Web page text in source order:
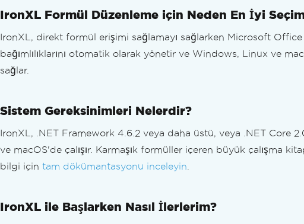
IronXL Formül Düzenleme için Neden En İyi
IronXL, direkt formül erişimi sağlamayı sağlarken Microsoft
bağımlılıklarını otomatik olarak yönetir ve Windows, Linux ve
sağlar.
Sistem Gereksinimleri Nelerdir?
IronXL, .NET Framework 4.6.2 veya daha üstü, veya .NET Core
ve macOS'de çalışır. Karmaşık formüller içeren büyük çalışma
bilgi için tam dökümantasyonu inceleyin
IronXL ile Başlarken Nasıl İlerlerim?